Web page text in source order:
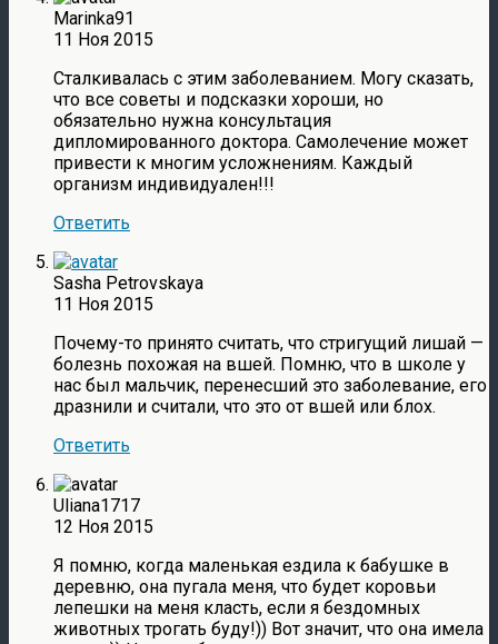
Marinka91
11 Ноя 2015
Сталкивалась с этим заболеванием. Могу сказать,
что все советы и подсказки хороши, но
обязательно нужна консультация
дипломированного доктора. Самолечение может
привести к многим усложнениям. Каждый
организм индивидуален!!!
Ответить
Sasha Petrovskaya
11 Ноя 2015
Почему-то принято считать, что стригущий лишай —
болезнь похожая на вшей. Помню, что в школе у
нас был мальчик, перенесший это заболевание, его
дразнили и считали, что это от вшей или блох.
Ответить
Uliana1717
12 Ноя 2015
Я помню, когда маленькая ездила к бабушке в
деревню, она пугала меня, что будет коровьи
лепешки на меня класть, если я бездомных
животных трогать буду!)) Вот значит, что она имела